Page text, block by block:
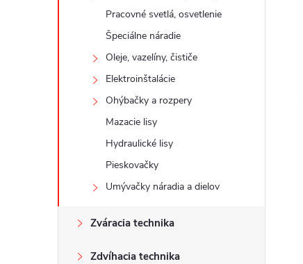
Pracovné svetlá, osvetlenie
Špeciálne náradie
Oleje, vazelíny, čističe
Elektroinštalácie
Ohýbačky a rozpery
Mazacie lisy
Hydraulické lisy
Pieskovačky
Umývačky náradia a dielov
Zváracia technika
Zdvíhacia technika